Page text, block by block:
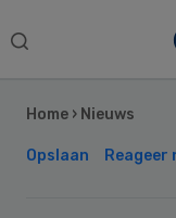
Search
Home › Nieuws
Opslaan Reageer
Sidebar